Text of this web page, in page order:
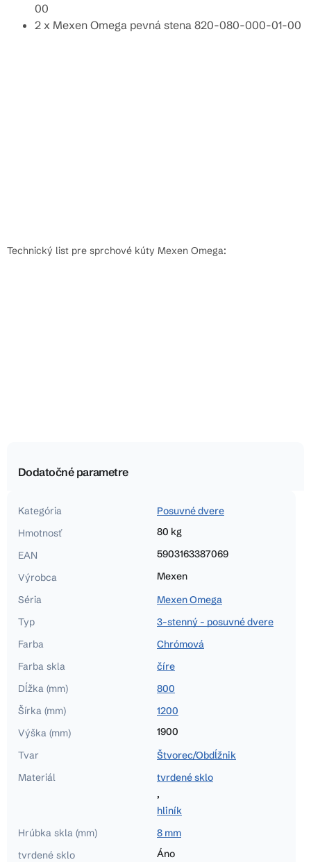
00
2 x Mexen Omega pevná stena 820-080-000-01-00
Technický list pre sprchové kúty Mexen Omega:
Dodatočné parametre
Kategória
Posuvné dvere
Hmotnosť
80 kg
EAN
5903163387069
Výrobca
Mexen
Séria
Mexen Omega
Typ
3-stenný - posuvné dvere
Farba
Chrómová
Farba skla
číre
Dĺžka (mm)
800
Šírka (mm)
1200
Výška (mm)
1900
Tvar
Štvorec/Obdĺžnik
Materiál
tvrdené sklo
,
hliník
Hrúbka skla (mm)
8 mm
tvrdené sklo
Áno